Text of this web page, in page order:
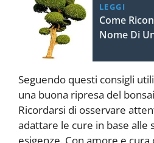
LEGGI
Come
Nome Di
Seguendo questi consigli
una buona ripresa del
Ricordarsi di osservare
adattare le cure in base alle
esigenze. Con amore e cura